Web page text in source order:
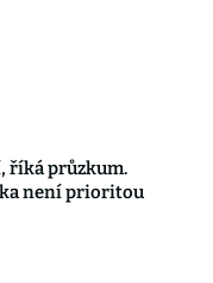
říká průzkum.
není prioritou